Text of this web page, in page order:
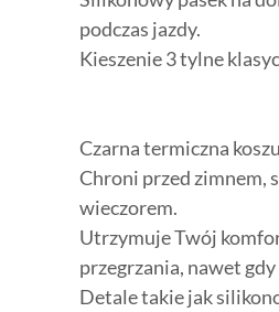
podczas jazdy.
Kieszenie 3 tylne
Czarna termiczna
Chroni przed zimnem,
wieczorem.
Utrzymuje Twój
przegrzania, nawet
Detale takie jak